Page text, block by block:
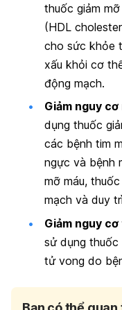
thuốc giảm
(HDL
cho sức khỏe
xấu khỏi cơ
động mạch.
Giảm nguy
dụng thuốc
các bệnh tim
ngực và bệnh
mỡ máu,
mạch và duy
Giảm nguy
sử dụng thuốc
tử vong do